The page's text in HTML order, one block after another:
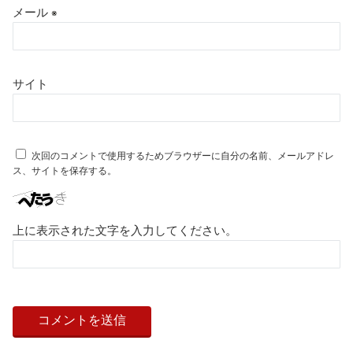
メール ※
サイト
次回のコメントで使用するためブラウザーに自分の名前、メールアドレ
ス、サイトを保存する。
上に表示された文字を入力してください。